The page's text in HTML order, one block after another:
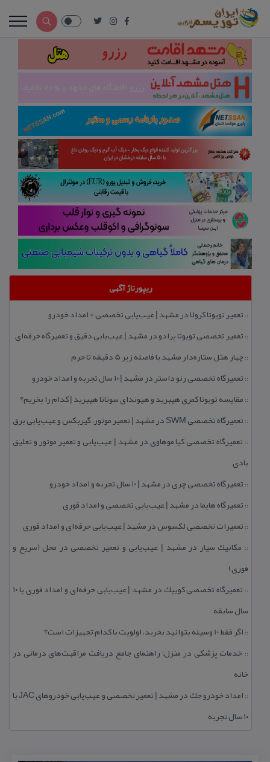
ریپورتاژ آگهی
:: تعمیر تویوتا كرولا در مشهد | عیب‌یابی تخصصی + امداد خودرو
:: تعمیر تخصصی تویوتا پرادو در مشهد | عیب‌یابی دقیق و تعمیرگاه حرفه‌ای
::چهار هتل‌ ستاره‌دار مشهد با فاصله زیر 5 دقیقه تا حرم
:: تعمیرگاه تخصصی رنو داستر در مشهد | ۱۰ سال تجربه و امداد خودرو
:: مقایسه تویوتا كمری هیبرید و هیوندای سوناتا هیبرید | كدام را بخریم؟
:: تعمیرگاه تخصصی SWM در مشهد | تعمیر موتور، گیربكس و عیب‌یابی برق
:: تعمیرگاه تخصصی كیا موهاوی در مشهد | عیب‌یابی و تعمیر موتور و تعلیق
بادی
:: تعمیرگاه تخصصی چری در مشهد | ۱۰ سال تجربه و امداد خودرو
:: تعمیرگاه هایما در مشهد | عیب‌یابی تخصصی و امداد فوری
:: تعمیرات تخصصی لكسوس در مشهد | عیب‌یابی حرفه‌ای و امداد فوری
:: مكانیك سیار در مشهد | عیب‌یابی و تعمیر تخصصی در محل (سریع و
فوری)
::
تعمیرگاه تخصصی كوییك در مشهد | عیب‌یابی حرفه‌ای و امداد فوری با ۱۰
سال سابقه
:: اگر فقط 10 وسیله بتوانید بخرید، اولویت با كدام تجهیزات است؟
:: خدمات پزشكی در منزل؛ راهنمای جامع دریافت مراقبت‌های درمانی در
خانه
::
امداد خودرو جك در مشهد | تعمیر تخصصی و عیب‌یابی خودروهای JAC با
۱۰ سال تجربه